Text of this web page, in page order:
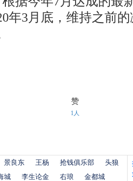
年3月底，维持之前
赞
1人
景良东 王杨 抢钱俱乐部
头狼
城 李生论金 右琅 金都城